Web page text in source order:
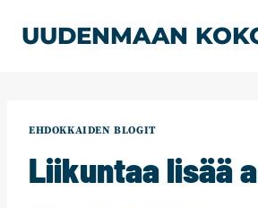
sisältöön
UUDENMAAN
EHDOKKAIDEN BLOGIT
Liikuntaa lisää